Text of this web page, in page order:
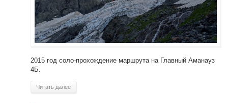
2015 год соло-прохождение маршрута на Главный Аманауз
4Б.
Читать далее